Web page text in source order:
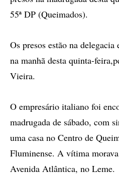
55ª DP (Queimados).
Os presos estão na delegacia
na manhã desta quinta-
Vieira.
O empresário italiano foi
madrugada de sábado, com
uma casa no Centro de
Fluminense. A vítima
Avenida Atlântica, no Leme.